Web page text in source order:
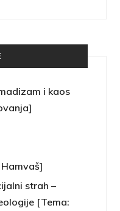
i kaos
strah –
[Tema: